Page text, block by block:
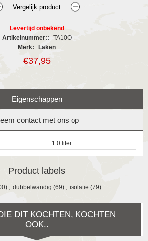
Levertijd onbekend
Artikelnummer::
TA10O
Merk:
Laken
€37,95
Eigenschappen
contact met ons op
1.0 liter
Product labels
dubbelwandig (69) isolatie (79)
DIT KOCHTEN, KOCHTEN
OOK..